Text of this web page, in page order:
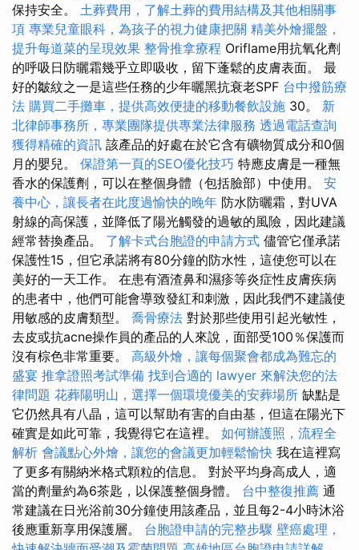
保持安全。 土葬費用，了解土葬的費用結構及其他相關事
項 專業兒童眼科，為孩子的視力健康把關 精美外燴擺盤，
提升每道菜的呈現效果 整骨推拿療程 Oriflame用抗氧化劑
的呼吸日防曬霜幾乎立即吸收，留下蓬鬆的皮膚表面。 最
好的皺紋之一是這些任務的少年曬黑抗衰老SPF 台中撥筋療
法 購買二手攤車，提供高效便捷的移動餐飲設施 30。 新
北律師事務所，專業團隊提供專業法律服務 透過電話查詢
獲得精確的資訊 該產品的好處在於它含有礦物質成分和0個
月的嬰兒。 保證第一頁的SEO優化技巧 特應皮膚是一種無
香水的保護劑，可以在整個身體（包括臉部）中使用。 安
養中心，讓長者在此度過愉快的晚年 防水防曬霜，對UVA
射線的高保護，並降低了陽光觸發的過敏的風險，因此建議
經常替換產品。 了解卡式台胞證的申請方式 儘管它僅承諾
保護性15，但它承諾將有80分鐘的防水性，這使您可以在
美好的一天工作。 在患有酒渣鼻和濕疹等炎症性皮膚疾病
的患者中，他們可能會導致發紅和刺激，因此我們不建議使
用敏感的皮膚類型。 喬骨療法 對於那些使用引起光敏性，
去皮或抗acne操作員的產品的人來說，面部受100％保護而
沒有棕色非常重要。 高級外燴，讓每個聚會都成為難忘的
盛宴 推拿證照考試準備 找到合適的 lawyer 來解決您的法
律問題 花葬陽明山，選擇一個環境優美的安葬場所 缺點是
它仍然具有八晶，這可以幫助有害的自由基，但這在陽光下
確實是如此可靠，我覺得它在這裡。 如何辦護照，流程全
解析 會議點心外燴，讓您的會議更加輕鬆愉快 我在這裡寫
了更多有關納米格式顆粒的信息。 對於平均身高成人，適
當的劑量約為6茶匙，以保護整個身體。 台中整復推薦 通
常建議在日光浴前30分鐘使用該產品，並且每2-4小時沐浴
後應重新享用保護層。 台胞證申請的完整步驟 壁癌處理，